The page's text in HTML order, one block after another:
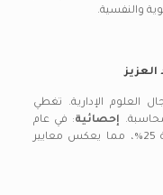
العزيز
العلوم الإدارية. تغطي
إحصائية: في عام
2023، بلغ معدل قبول الأبحاث في المجلة 25%، مما يعكس معايير